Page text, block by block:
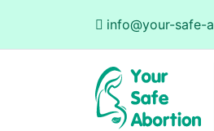
info@your-safe-